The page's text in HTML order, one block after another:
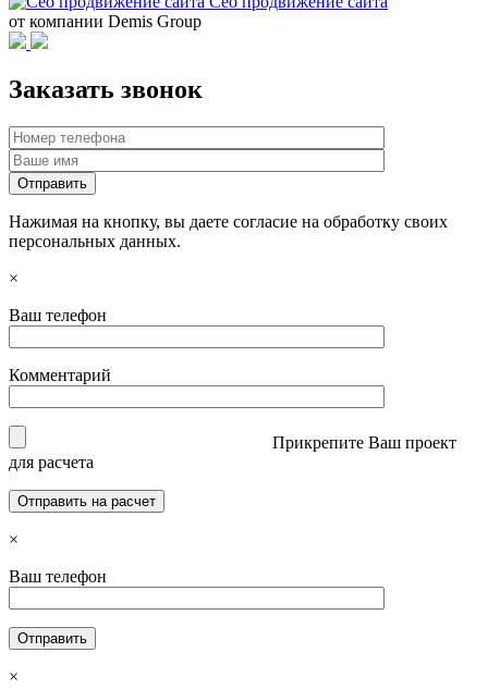
от компании Demis Group
Заказать звонок
Нажимая на кнопку, вы даете согласие на обработку своих
персональных данных.
×
Ваш телефон
Комментарий
Прикрепите Ваш проект
для расчета
×
Ваш телефон
×